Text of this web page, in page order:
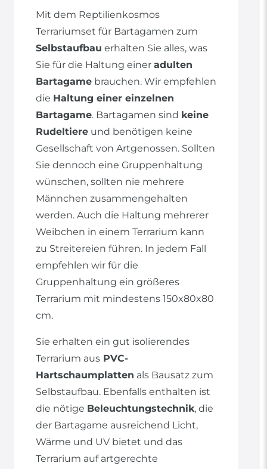
Mit dem Reptilienkosmos
Terrariumset für Bartagamen zum
Selbstaufbau erhalten Sie alles, was
Sie für die Haltung einer adulten
Bartagame brauchen. Wir empfehlen
die Haltung einer einzelnen
Bartagame. Bartagamen sind keine
Rudeltiere und benötigen keine
Gesellschaft von Artgenossen. Sollten
Sie dennoch eine Gruppenhaltung
wünschen, sollten nie mehrere
Männchen zusammengehalten
werden. Auch die Haltung mehrerer
Weibchen in einem Terrarium kann
zu Streitereien führen. In jedem Fall
empfehlen wir für die
Gruppenhaltung ein größeres
Terrarium mit mindestens 150x80x80
cm.
Sie erhalten ein gut isolierendes
Terrarium aus PVC-
Hartschaumplatten als Bausatz zum
Selbstaufbau. Ebenfalls enthalten ist
die nötige Beleuchtungstechnik, die
der Bartagame ausreichend Licht,
Wärme und UV bietet und das
Terrarium auf artgerechte